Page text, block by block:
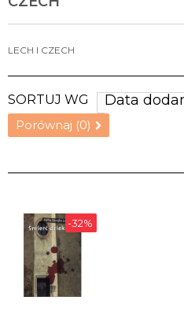
LECH I CZECH
SORTUJ WG
Porównaj (0)
-32%